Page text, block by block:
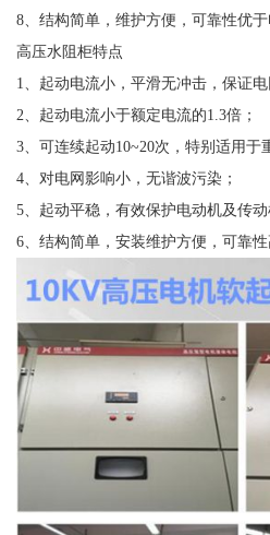
8、结构简单，维护方便，可靠性优于
高压水阻柜特点
1、起动电流小，平滑无冲击，保证
2、起动电流小于额定电流的1.3倍；
3、可连续起动10~20次，特别适用于
4、对电网影响小，无谐波污染；
5、起动平稳，有效保护电动机及传
6、结构简单，安装维护方便，可靠性